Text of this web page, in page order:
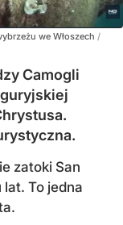
we Włoszech /
Camogli
zatoki San
To jedna